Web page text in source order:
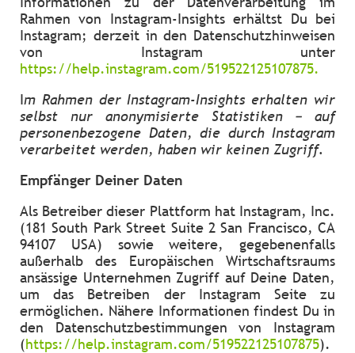
Rahmen von Instagram-Insights erhältst Du bei
Instagram; derzeit in den Datenschutzhinweisen
von Instagram unter
https://help.instagram.com/519522125107875.
Im Rahmen der Instagram-Insights erhalten wir
selbst nur anonymisierte Statistiken – auf
personenbezogene Daten, die durch Instagram
verarbeitet werden, haben wir keinen Zugriff.
Empfänger Deiner Daten
Als Betreiber dieser Plattform hat Instagram, Inc.
(181 South Park Street Suite 2 San Francisco, CA
94107 USA) sowie weitere, gegebenenfalls
außerhalb des Europäischen Wirtschaftsraums
ansässige Unternehmen Zugriff auf Deine Daten,
um das Betreiben der Instagram Seite zu
ermöglichen. Nähere Informationen findest Du in
den Datenschutzbestimmungen von Instagram
(https://help.instagram.com/519522125107875).